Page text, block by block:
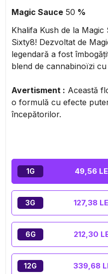
Magic Sauce 50 %
Khalifa Kush de la
Sixty8! Dezvoltat de
legendară a fost
blend de cannabinoïzi
Avertisment : Această
o formulă cu efecte
începătorilor.
1G 49,56
3G 127,38
6G 212,30
12G 339,68